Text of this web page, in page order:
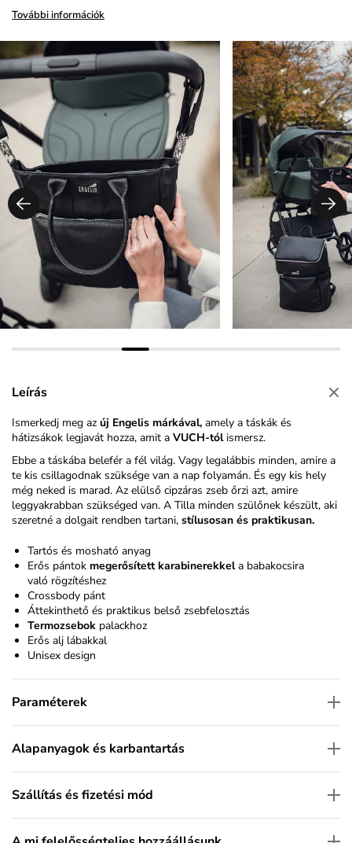
További információk
Leírás
Ismerkedj meg az új Engelis márkával, amely a táskák és
hátizsákok legjavát hozza, amit a VUCH-tólismersz.
Ebbe a táskába belefér a fél világ. Vagy legalábbis minden, amire a
te kis csillagodnak szüksége van a nap folyamán. És egy kis hely
még neked is marad. Az elülső cipzáras zseb őrzi azt, amire
leggyakrabban szükséged van. A Tilla minden szülőnek készült, aki
szeretné a dolgait rendben tartani, stílusosan és praktikusan.
Tartós és mosható anyag
Erős pántok megerősített karabinerekkela babakocsira
való rögzítéshez
Crossbody pánt
Áttekinthető és praktikus belső zsebfelosztás
Termozsebok palackhoz
Erős alj lábakkal
Unisex design
Paraméterek
Alapanyagok és karbantartás
Szállítás és fizetési mód